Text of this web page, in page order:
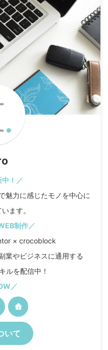
中！／
魅力に感じたモノを中心に
ます。
制作／
× crocoblock
業やビジネスに通用する
ルを配信中！
／
いて